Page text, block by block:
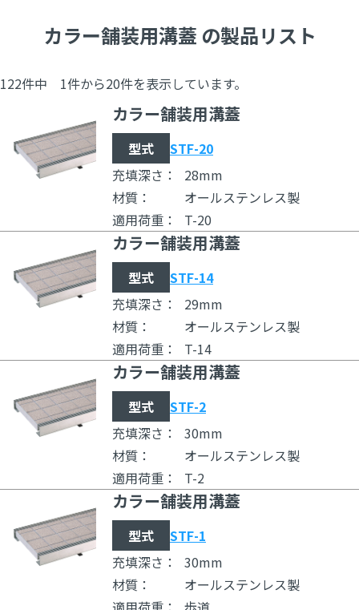
らに、舗装材の厚みに合わせたサイズ展開や、騒音・ガタツキ
に、確かな品質でお応えします。
■主な仕上げ材と溝蓋の選定について
◇磁器タイル
厚さ10mm前後の内装用・外装用床タイル、床モザイクタイル
に対応できます。→カラー舗装用をお選びください。
◇インターロッキングブロック
普通ブロック・透水性ブロック・保水性ブロックの厚さ60mm
のものに対応できます。→インターロッキングブロック用をお
選びください。
カラー舗装用溝蓋 の製品リスト
122件中 1件から20件を表示しています。
カラー舗装用溝蓋
型式
STF-20
充填深さ：
28mm
材質：
オールステンレス製
適用荷重：
T-20
カラー舗装用溝蓋
型式
STF-14
充填深さ：
29mm
材質：
オールステンレス製
適用荷重：
T-14
カラー舗装用溝蓋
型式
STF-2
充填深さ：
30mm
材質：
オールステンレス製
適用荷重：
T-2
カラー舗装用溝蓋
型式
STF-1
充填深さ：
30mm
材質：
オールステンレス製